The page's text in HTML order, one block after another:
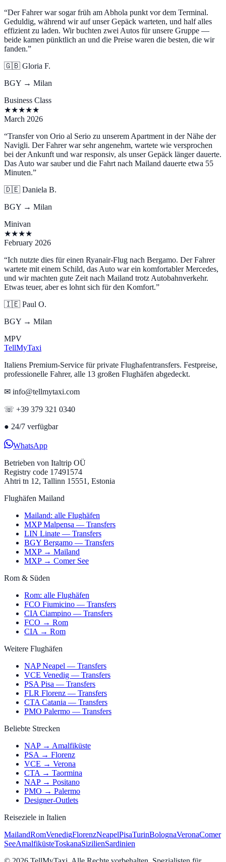
“Der Fahrer war sogar früh am Abhola punkt vor dem Terminal.
Geduldig, während wir auf unser Gepäck warteten, und half alles
effizient zu laden. Wir buchten zwei Autos für unsere Gruppe —
beide kamen pünktlich an und die Preise waren die besten, die wir
fanden.”
🇬🇧 Gloria F.
BGY → Milan
Business Class
★★★★★
March 2026
“Transfer von Orio al Serio zu unserem Apartment in der Nähe der
Navigli. Der Fahrer war sehr angenehm, wartete wie versprochen
bei der Ankunft und war responsiv, als unser Gepäck länger dauerte.
Das Auto war sauber und die Fahrt nach Mailand dauerte etwa 55
Minuten.”
🇩🇪 Daniela B.
BGY → Milan
Minivan
★★★★
February 2026
“Ich nutzte dies für einen Ryanair-Flug nach Bergamo. Der Fahrer
wartete mit einem Schild, das Auto war ein komfortabler Mercedes,
und wir machten gute Zeit nach Mailand trotz Autobahnverkehr.
Etwas teuer, aber es lohnt sich für den Komfort.”
🇮🇪 Paul O.
BGY → Milan
MPV
TellMyTaxi
Italiens Premium-Service für private Flughafentransfers. Festpreise,
professionelle Fahrer, alle 13 großen Flughäfen abgedeckt.
✉ info@tellmytaxi.com
☏ +39 379 321 0340
● 24/7 verfügbar
WhatsApp
Betrieben von Italtrip OÜ
Registry code 17491574
Ahtri tn 12, Tallinn 15551, Estonia
Flughäfen Mailand
Mailand: alle Flughäfen
MXP Malpensa — Transfers
LIN Linate — Transfers
BGY Bergamo — Transfers
MXP → Mailand
MXP → Comer See
Rom & Süden
Rom: alle Flughäfen
FCO Fiumicino — Transfers
CIA Ciampino — Transfers
FCO → Rom
CIA → Rom
Weitere Flughäfen
NAP Neapel — Transfers
VCE Venedig — Transfers
PSA Pisa — Transfers
FLR Florenz — Transfers
CTA Catania — Transfers
PMO Palermo — Transfers
Beliebte Strecken
NAP → Amalfiküste
PSA → Florenz
VCE → Verona
CTA → Taormina
NAP → Positano
PMO → Palermo
Designer-Outlets
Reiseziele in Italien
MailandRomVenedigFlorenzNeapelPisaTurinBolognaVeronaComer
SeeAmalfiküsteToskanaSizilienSardinien